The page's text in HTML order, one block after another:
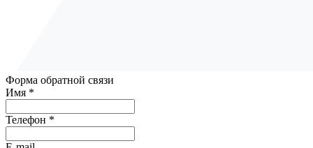
Форма обратной связи
Имя *
Телефон *